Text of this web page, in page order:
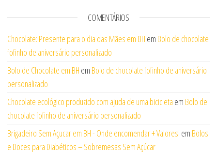
COMENTÁRIOS
Chocolate: Presente para o dia das Mães em BH em Bolo de chocolate
fofinho de aniversário personalizado
Bolo de Chocolate em BH em Bolo de chocolate fofinho de aniversário
personalizado
Chocolate ecológico produzido com ajuda de uma bicicleta em Bolo de
chocolate fofinho de aniversário personalizado
Brigadeiro Sem Açucar em BH - Onde encomendar + Valores! em Bolos
e Doces para Diabéticos – Sobremesas Sem Açúcar